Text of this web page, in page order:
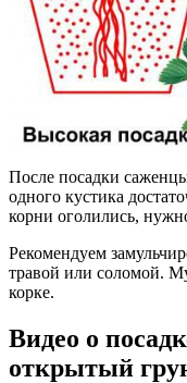
После посадки
одного кустика
корни оголились,
Рекомендуем
травой или соломой.
корке.
Видео о
открытый